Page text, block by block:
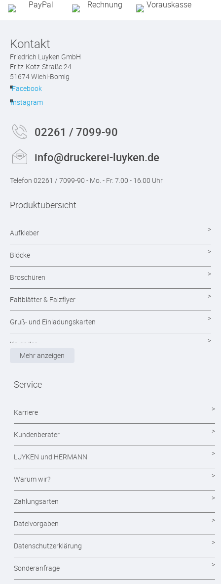
Kontakt
Friedrich Luyken GmbH
Fritz-Kotz-Straße 24
51674 Wiehl-Bomig
Facebook
Instagram
02261 / 7099-90
info@druckerei-luyken.de
Telefon 02261 / 7099-90 - Mo. - Fr. 7.00 - 16.00 Uhr
Produktübersicht
Aufkleber
Blöcke
Broschüren
Faltblätter & Falzflyer
Gruß- und Einladungskarten
Kalender
Mappen drucken
Notizblöcke
Durchschreibesätze
Formulare - Formularsätze
Endlosformulare
Briefpapier
Briefumschläge
Visitenkarten drucken
Eintrittskarten
Mehr anzeigen
Service
Karriere
Kundenberater
LUYKEN und HERMANN
Warum wir?
Zahlungsarten
Dateivorgaben
Datenschutzerklärung
Sonderanfrage